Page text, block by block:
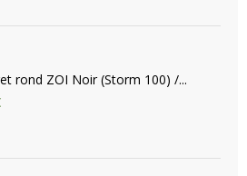
rond ZOI Noir (Storm 100) /...